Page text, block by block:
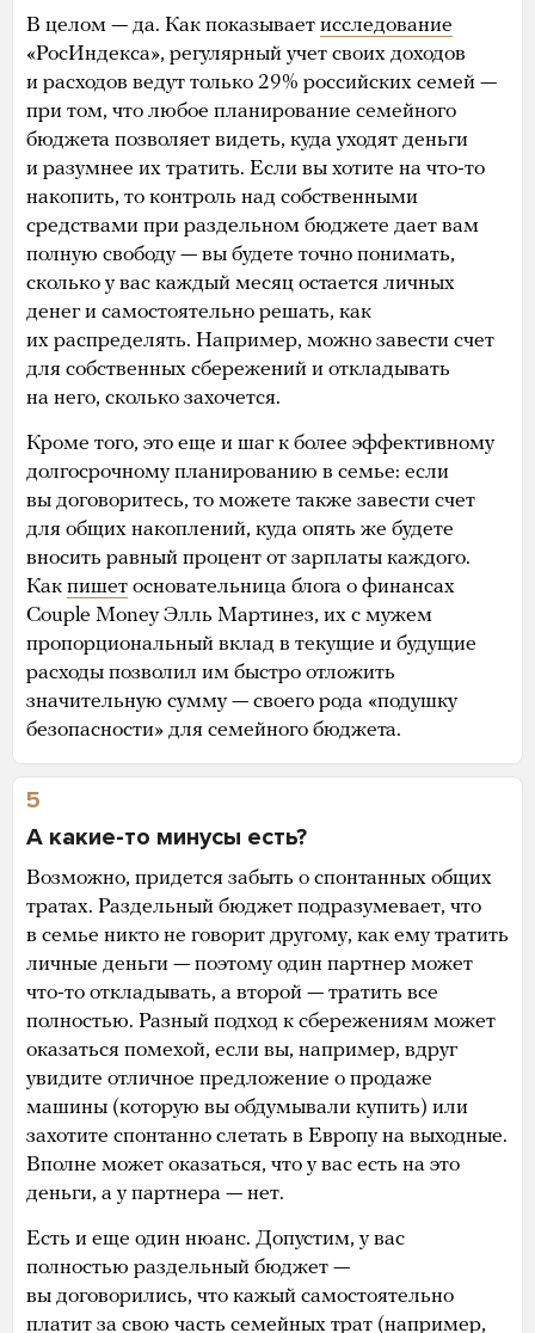
В целом — да. Как показывает исследование
«РосИндекса», регулярный учет своих доходов
и расходов ведут только 29% российских семей —
при том, что любое планирование семейного
бюджета позволяет видеть, куда уходят деньги
и разумнее их тратить. Если вы хотите на что-то
накопить, то контроль над собственными
средствами при раздельном бюджете дает вам
полную свободу — вы будете точно понимать,
сколько у вас каждый месяц остается личных
денег и самостоятельно решать, как
их распределять. Например, можно завести счет
для собственных сбережений и откладывать
на него, сколько захочется.
Кроме того, это еще и шаг к более эффективному
долгосрочному планированию в семье: если
вы договоритесь, то можете также завести счет
для общих накоплений, куда опять же будете
вносить равный процент от зарплаты каждого.
Как пишет основательница блога о финансах
Couple Money Элль Мартинез, их с мужем
пропорциональный вклад в текущие и будущие
расходы позволил им быстро отложить
значительную сумму — своего рода «подушку
безопасности» для семейного бюджета.
5
А какие-то минусы есть?
Возможно, придется забыть о спонтанных общих
тратах. Раздельный бюджет подразумевает, что
в семье никто не говорит другому, как ему тратить
личные деньги — поэтому один партнер может
что-то откладывать, а второй — тратить все
полностью. Разный подход к сбережениям может
оказаться помехой, если вы, например, вдруг
увидите отличное предложение о продаже
машины (которую вы обдумывали купить) или
захотите спонтанно слетать в Европу на выходные.
Вполне может оказаться, что у вас есть на это
деньги, а у партнера — нет.
Есть и еще один нюанс. Допустим, у вас
полностью раздельный бюджет —
вы договорились, что кажый самостоятельно
платит за свою часть семейных трат (например,